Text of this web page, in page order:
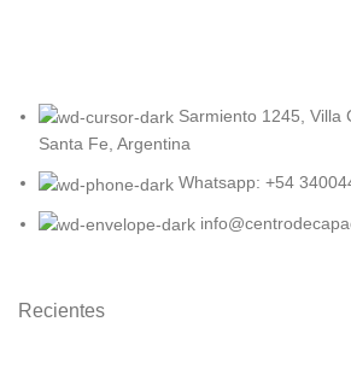
Sarmiento 1245, Villa
Santa Fe, Argentina
Whatsapp: +54
Recientes